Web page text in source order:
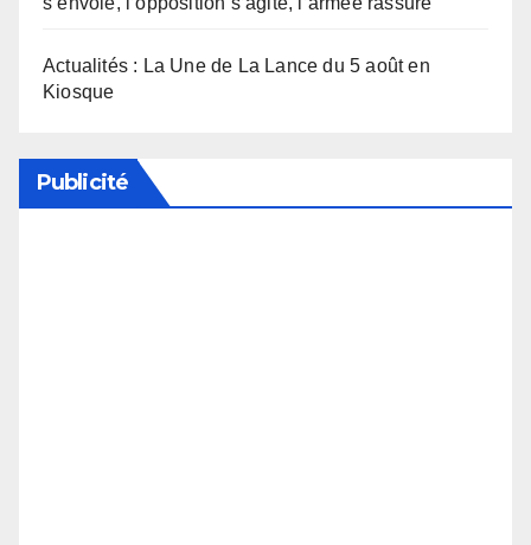
Actualités : La Une de La Lance du 5 août en
Kiosque
Publicité